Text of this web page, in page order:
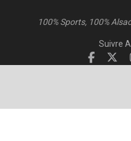
100% Sports, 100%
Suivre